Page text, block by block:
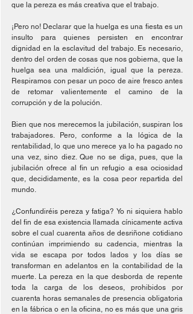
que la pereza es más creativa que el trabajo.
¡Pero no! Declarar que la huelga es una fiesta es un
insulto para quienes persisten en encontrar
dignidad en la esclavitud del trabajo. Es necesario,
dentro del orden de cosas que nos gobierna, que la
huelga sea una maldición, igual que la pereza.
Respiramos con pesar un poco de aire fresco antes
de retomar valientemente el camino de la
corrupción y de la polución.
Bien que nos merecemos la jubilación, suspiran los
trabajadores. Pero, conforme a la lógica de la
rentabilidad, lo que uno merece ya lo ha pagado no
una vez, sino diez. Que no se diga, pues, que la
jubilación ofrece al fin un refugio a esa ociosidad
que, decididamente, es la cosa peor repartida del
mundo.
¿Confundiréis pereza y fatiga? Yo ni siquiera hablo
del fin de esa existencia llamada cínicamente activa
sobre el cual cuarenta años de desriñone cotidiano
continúan imprimiendo su cadencia, mientras la
vida se escapa por todos lados y los días se
transforman en adelantos en la contabilidad de la
muerte. La pereza en la que desborda de repente
toda la carga de los deseos, prohibidos por
cuarenta horas semanales de presencia obligatoria
en la fábrica o en la oficina, no es más que una gris